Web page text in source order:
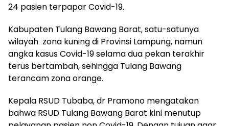
24 pasien terpapar Covid-19.
Kabupaten Tulang Bawang Barat, satu-satunya
wilayah zona kuning di Provinsi Lampung, namun
angka kasus Covid-19 selama dua pekan terakhir
terus bertambah, sehingga Tulang Bawang
terancam zona orange.
Kepala RSUD Tubaba, dr Pramono mengatakan
bahwa RSUD Tulang Bawang Barat kini menutup